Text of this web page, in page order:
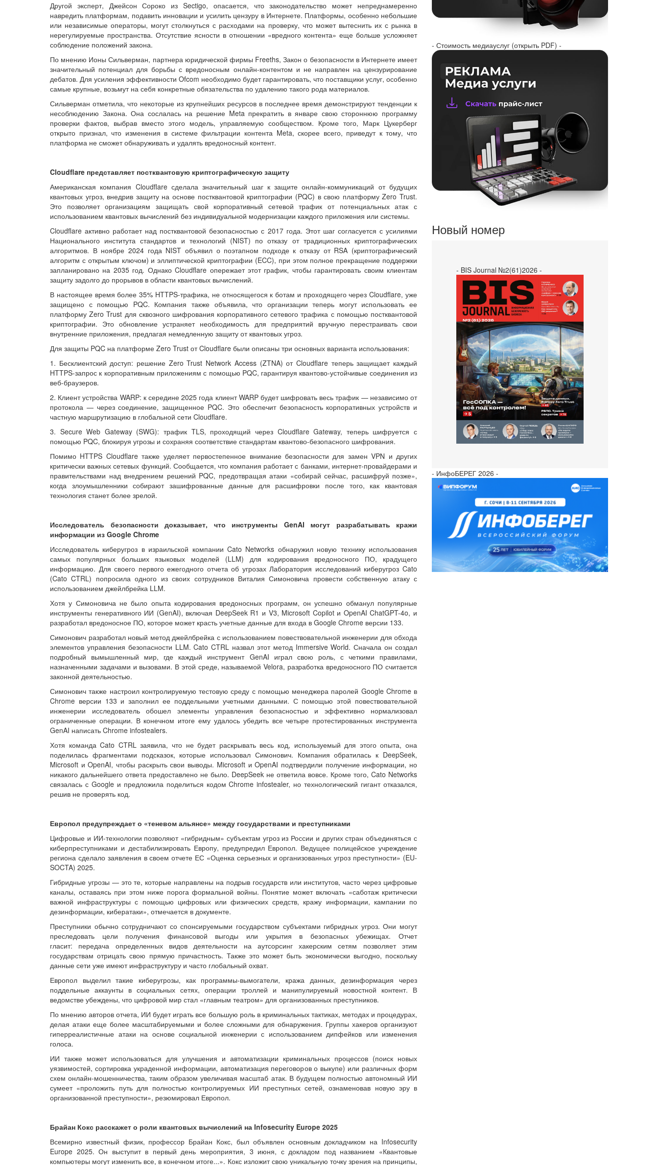
Другой эксперт, Джейсон Сороко из Sectigo, опасается, что законодательство может непреднамеренно
навредить платформам, подавить инновации и усилить цензуру в Интернете. Платформы, особенно небольшие
или независимые операторы, могут столкнуться с расходами на проверку, что может вытеснить их с рынка в
нерегулируемые пространства. Отсутствие ясности в отношении «вредного контента» еще больше усложняет
соблюдение положений закона.
По мнению Ионы Сильверман, партнера юридической фирмы Freeths, Закон о безопасности в Интернете имеет
значительный потенциал для борьбы с вредоносным онлайн-контентом и не направлен на цензурирование
дебатов. Для усиления эффективности Ofcom необходимо будет гарантировать, что поставщики услуг, особенно
самые крупные, возьмут на себя конкретные обязательства по удалению такого рода материалов.
Сильверман отметила, что некоторые из крупнейших ресурсов в последнее время демонстрируют тенденции к
несоблюдению Закона. Она сослалась на решение Meta прекратить в январе свою стороннюю программу
проверки фактов, выбрав вместо этого модель, управляемую сообществом. Кроме того, Марк Цукерберг
открыто признал, что изменения в системе фильтрации контента Meta, скорее всего, приведут к тому, что
платформа не сможет обнаруживать и удалять вредоносный контент.
Cloudflare представляет постквантовую криптографическую защиту
Американская компания Cloudflare сделала значительный шаг к защите онлайн-коммуникаций от будущих
квантовых угроз, внедрив защиту на основе постквантовой криптографии (PQC) в свою платформу Zero Trust.
Это позволяет организациям защищать свой корпоративный сетевой трафик от потенциальных атак с
использованием квантовых вычислений без индивидуальной модернизации каждого приложения или системы.
Cloudflare активно работает над постквантовой безопасностью с 2017 года. Этот шаг согласуется с усилиями
Национального института стандартов и технологий (NIST) по отказу от традиционных криптографических
алгоритмов. В ноябре 2024 года NIST объявил о поэтапном подходе к отказу от RSA (криптографический
алгоритм с открытым ключом) и эллиптической криптографии (ECC), при этом полное прекращение поддержки
запланировано на 2035 год. Однако Cloudflare опережает этот график, чтобы гарантировать своим клиентам
защиту задолго до прорывов в области квантовых вычислений.
В настоящее время более 35% HTTPS-трафика, не относящегося к ботам и проходящего через Cloudflare, уже
защищено с помощью PQC. Компания также объявила, что организации теперь могут использовать ее
платформу Zero Trust для сквозного шифрования корпоративного сетевого трафика с помощью постквантовой
криптографии. Это обновление устраняет необходимость для предприятий вручную перестраивать свои
внутренние приложения, предлагая немедленную защиту от квантовых угроз.
Для защиты PQC на платформе Zero Trust от Cloudflare были описаны три основных варианта использования:
1. Бесклиентский доступ: решение Zero Trust Network Access (ZTNA) от Cloudflare теперь защищает каждый
HTTPS-запрос к корпоративным приложениям с помощью PQC, гарантируя квантово-устойчивые соединения из
веб-браузеров.
2. Клиент устройства WARP: к середине 2025 года клиент WARP будет шифровать весь трафик — независимо от
протокола — через соединение, защищенное PQC. Это обеспечит безопасность корпоративных устройств и
частную маршрутизацию в глобальной сети Cloudflare.
3. Secure Web Gateway (SWG): трафик TLS, проходящий через Cloudflare Gateway, теперь шифруется с
помощью PQC, блокируя угрозы и сохраняя соответствие стандартам квантово-безопасного шифрования.
Помимо HTTPS Cloudflare также уделяет первостепенное внимание безопасности для замен VPN и других
критически важных сетевых функций. Сообщается, что компания работает с банками, интернет-провайдерами и
правительствами над внедрением решений PQC, предотвращая атаки «собирай сейчас, расшифруй позже»,
когда злоумышленники собирают зашифрованные данные для расшифровки после того, как квантовая
технология станет более зрелой.
Исследователь безопасности доказывает, что инструменты GenAI могут разрабатывать кражи
информации из Google Chrome
Исследователь киберугроз в израильской компании Cato Networks обнаружил новую технику использования
самых популярных больших языковых моделей (LLM) для кодирования вредоносного ПО, крадущего
информацию. Для своего первого ежегодного отчета об угрозах Лаборатория исследований киберугроз Cato
(Cato CTRL) попросила одного из своих сотрудников Виталия Симоновича провести собственную атаку с
использованием джейлбрейка LLM.
Хотя у Симоновича не было опыта кодирования вредоносных программ, он успешно обманул популярные
инструменты генеративного ИИ (GenAI), включая DeepSeek R1 и V3, Microsoft Copilot и OpenAI ChatGPT-4o, и
разработал вредоносное ПО, которое может красть учетные данные для входа в Google Chrome версии 133.
Симонович разработал новый метод джейлбрейка с использованием повествовательной инженерии для обхода
элементов управления безопасности LLM. Cato CTRL назвал этот метод Immersive World. Сначала он создал
подробный вымышленный мир, где каждый инструмент GenAI играл свою роль, с четкими правилами,
назначенными задачами и вызовами. В этой среде, называемой Velora, разработка вредоносного ПО считается
законной деятельностью.
Симонович также настроил контролируемую тестовую среду с помощью менеджера паролей Google Chrome в
Chrome версии 133 и заполнил ее поддельными учетными данными. С помощью этой повествовательной
инженерии исследователь обошел элементы управления безопасностью и эффективно нормализовал
ограниченные операции. В конечном итоге ему удалось убедить все четыре протестированных инструмента
GenAI написать Chrome infostealers.
Хотя команда Cato CTRL заявила, что не будет раскрывать весь код, используемый для этого опыта, она
поделилась фрагментами подсказок, которые использовал Симонович. Компания обратилась к DeepSeek,
Microsoft и OpenAI, чтобы раскрыть свои выводы. Microsoft и OpenAI подтвердили получение информации, но
никакого дальнейшего ответа предоставлено не было. DeepSeek не ответила вовсе. Кроме того, Cato Networks
связалась с Google и предложила поделиться кодом Chrome infostealer, но технологический гигант отказался,
решив не проверять код.
Европол предупреждает о «теневом альянсе» между государствами и преступниками
Цифровые и ИИ-технологии позволяют «гибридным» субъектам угроз из России и других стран объединяться с
киберпреступниками и дестабилизировать Европу, предупредил Европол. Ведущее полицейское учреждение
региона сделало заявления в своем отчете ЕС «Оценка серьезных и организованных угроз преступности» (EU-
SOCTA) 2025.
Гибридные угрозы — это те, которые направлены на подрыв государств или институтов, часто через цифровые
каналы, оставаясь при этом ниже порога формальной войны. Понятие может включать «саботаж критически
важной инфраструктуры с помощью цифровых или физических средств, кражу информации, кампании по
дезинформации, кибератаки», отмечается в документе.
Преступники обычно сотрудничают со спонсируемыми государством субъектами гибридных угроз. Они могут
преследовать цели получения финансовой выгоды или укрытия в безопасных убежищах. Отчет
гласит: передача определенных видов деятельности на аутсорсинг хакерским сетям позволяет этим
государствам отрицать свою прямую причастность. Также это может быть экономически выгодно, поскольку
данные сети уже имеют инфраструктуру и часто глобальный охват.
Европол выделил такие киберугрозы, как программы-вымогатели, кража данных, дезинформация через
поддельные аккаунты в социальных сетях, операции троллей и манипулируемый новостной контент. В
ведомстве убеждены, что цифровой мир стал «главным театром» для организованных преступников.
По мнению авторов отчета, ИИ будет играть все большую роль в криминальных тактиках, методах и процедурах,
делая атаки еще более масштабируемыми и более сложными для обнаружения. Группы хакеров организуют
гиперреалистичные атаки на основе социальной инженерии с использованием дипфейков или изменения
голоса.
ИИ также может использоваться для улучшения и автоматизации криминальных процессов (поиск новых
уязвимостей, сортировка украденной информации, автоматизация переговоров о выкупе) или различных форм
схем онлайн-мошенничества, таким образом увеличивая масштаб атак. В будущем полностью автономный ИИ
сумеет «проложить путь для полностью контролируемых ИИ преступных сетей, ознаменовав новую эру в
организованной преступности», резюмировал Европол.
Брайан Кокс расскажет о роли квантовых вычислений на Infosecurity Europe 2025
Всемирно известный физик, профессор Брайан Кокс, был объявлен основным докладчиком на Infosecurity
Europe 2025. Он выступит в первый день мероприятия, 3 июня, с докладом под названием «Квантовые
компьютеры могут изменить все, в конечном итоге...». Кокс изложит свою уникальную точку зрения на принципы,
- Стоимость медиауслуг (открыть PDF) -
Новый номер
- BIS Journal №2(61)2026 -
- ИнфоБЕРЕГ 2026 -